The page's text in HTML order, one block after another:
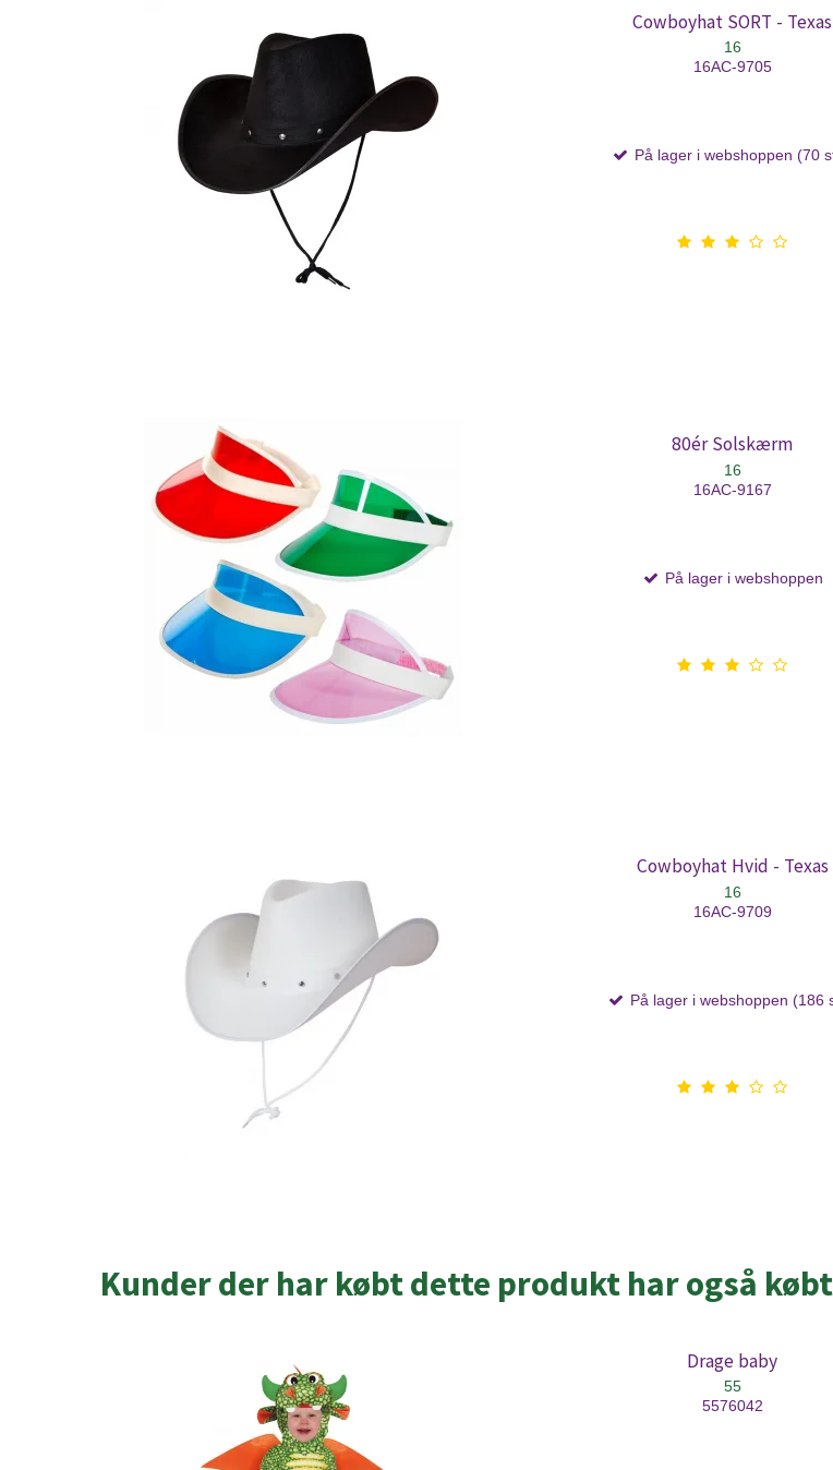
Cowboyhat SORT - Texas
16
16AC-9705
På lager i webshoppen (70
80ér Solskærm
16
16AC-9167
På lager i webshoppen
Cowboyhat Hvid - Texas
16
16AC-9709
På lager i webshoppen (186
Kunder der har købt dette produkt har også købt
Drage baby
55
5576042